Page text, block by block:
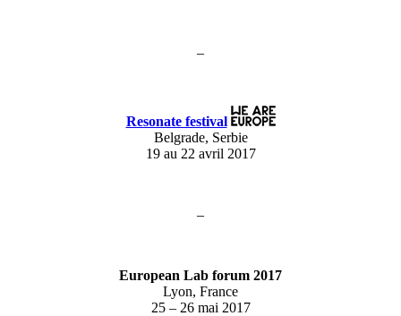
–
Resonate festival
Belgrade, Serbie
19 au 22 avril 2017
–
European Lab forum 2017
Lyon, France
25 – 26 mai 2017